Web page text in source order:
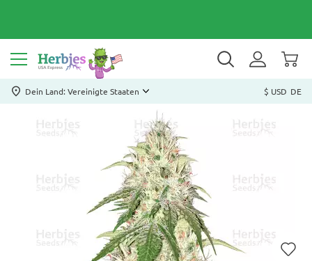
Dein Land: Vereinigte Staaten $ USD DE